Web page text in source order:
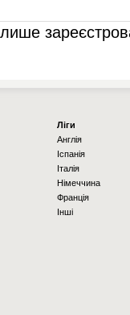
Ліги
Англія
Іспанія
Італія
Німеччина
Франція
Інші